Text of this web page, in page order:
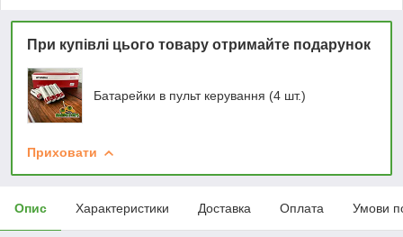
При купівлі цього товару отримайте подарунок
Батарейки в пульт керування (4 шт.)
Приховати
Опис Характеристики Доставка Оплата Умови